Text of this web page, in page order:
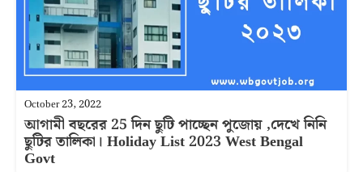
October 23, 2022
আগামী বছরের 25 দিন ছুটি পাচ্ছেন পুজোয় ,দেখে নিনি
ছুটির তালিকা। Holiday List 2023 West Bengal
Govt